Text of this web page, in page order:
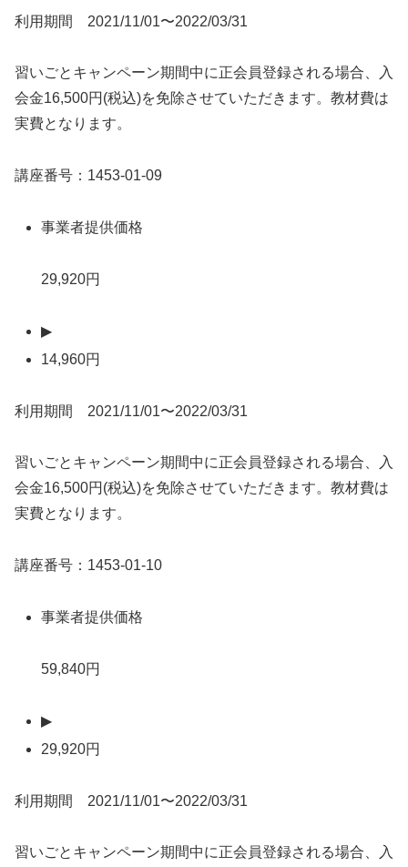
利用期間 2021/11/01〜2022/03/31
習いごとキャンペーン期間中に正会員登録される場合、入
会金16,500円(税込)を免除させていただきます。教材費は
実費となります。
講座番号：1453-01-09
事業者提供価格
29,920円
▶
14,960円
利用期間 2021/11/01〜2022/03/31
習いごとキャンペーン期間中に正会員登録される場合、入
会金16,500円(税込)を免除させていただきます。教材費は
実費となります。
講座番号：1453-01-10
事業者提供価格
59,840円
▶
29,920円
利用期間 2021/11/01〜2022/03/31
習いごとキャンペーン期間中に正会員登録される場合、入